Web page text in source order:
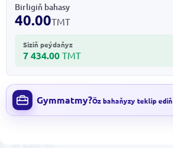
Birligiň bahasy
40.00TMT
Siziň peýdaňyz
7 434.00 TMT
Gymmatmy?Öz bahaňyzy teklip ediň